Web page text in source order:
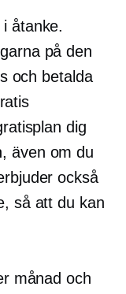
åtanke.
på den
och betalda
dig
även om du
också
så att du kan
månad och